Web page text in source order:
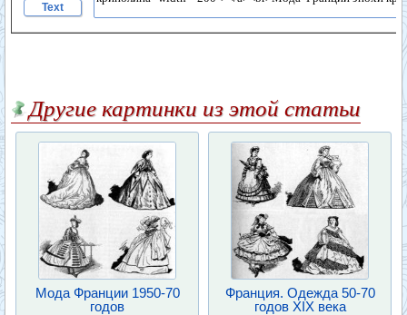
Text
Другие картинки из этой статьи
Мода Франции 1950-70
годов
Франция. Одежда 50-70
годов XIX века